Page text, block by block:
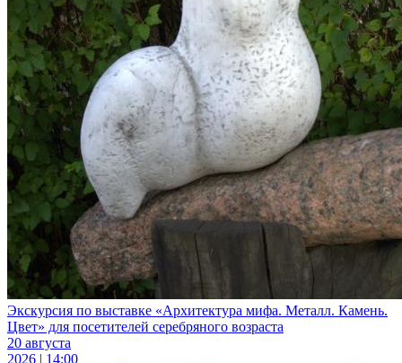
Экскурсия по выставке «Архитектура мифа. Металл. Камень.
Цвет» для посетителей серебряного возраста
20 августа
2026 | 14:00